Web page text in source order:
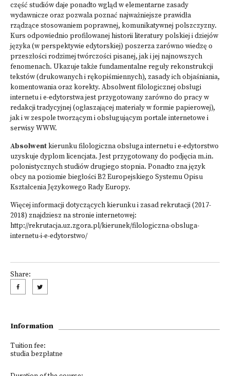
część studiów daje ponadto wgląd w elementarne zasady
wydawnicze oraz pozwala poznać najważniejsze prawidła
rządzące stosowaniem poprawnej, komunikatywnej polszczyzny.
Kurs odpowiednio profilowanej historii literatury polskiej i dziejów
języka (w perspektywie edytorskiej) poszerza zarówno wiedzę o
przeszłości rodzimej twórczości pisanej, jak i jej najnowszych
fenomenach. Ukazuje także fundamentalne reguły rekonstrukcji
tekstów (drukowanych i rękopiśmiennych), zasady ich objaśniania,
komentowania oraz korekty. Absolwent filologicznej obsługi
internetu i e-edytorstwa jest przygotowany zarówno do pracy w
redakcji tradycyjnej (ogłaszającej materiały w formie papierowej),
jak i w zespole tworzącym i obsługującym portale internetowe i
serwisy WWW.
Absolwentkierunku filologiczna obsługa internetu i e-edytorstwo
uzyskuje dyplom licencjata. Jest przygotowany do podjęcia m.in.
polonistycznych studiów drugiego stopnia. Ponadto zna język
obcy na poziomie biegłości B2 Europejskiego Systemu Opisu
Kształcenia Językowego Rady Europy.
Więcej informacji dotyczących kierunku i zasad rekrutacji (2017-
2018) znajdziesz na stronie internetowej:
http://rekrutacja.uz.zgora.pl/kierunek/filologiczna-obsluga-
internetu-i-e-edytorstwo/
Share:
Information
Tuition fee:
studia bezpłatne